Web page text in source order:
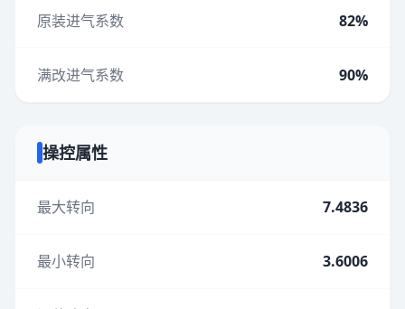
原装进气系数 82%
满改进气系数 90%
操控属性
最大转向 7.4836
最小转向 3.6006